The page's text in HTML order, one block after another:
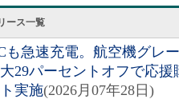
ース一覧
も急速充電。航空機グレ
29パーセントオフで応
実施(2026月07年28日)